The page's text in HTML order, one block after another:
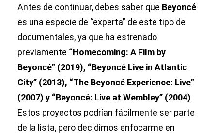
Antes de continuar, debes saber que Beyoncé
es una especie de “experta” de este tipo de
documentales, ya que ha estrenado
previamente “Homecoming: A Film by
Beyoncé” (2019), “Beyoncé Live in Atlantic
City” (2013), “The Beyoncé Experience: Live”
(2007) y “Beyoncé: Live at Wembley” (2004).
Estos proyectos podrían fácilmente ser parte
de la lista, pero decidimos enfocarme en